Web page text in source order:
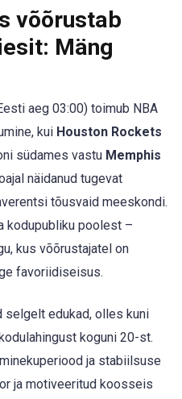
võõrustab
Mäng
aeg 03:00) toimub NBA
kui Houston Rockets
südames vastu Memphis
näidanud tugevat
tõusvaid meeskondi.
kodupubliku poolest –
kus võõrustajatel on
favoriidiseisus.
selgelt edukad, olles kuni
koguni 20-st.
ja stabiilsuse
ja motiveeritud koosseis